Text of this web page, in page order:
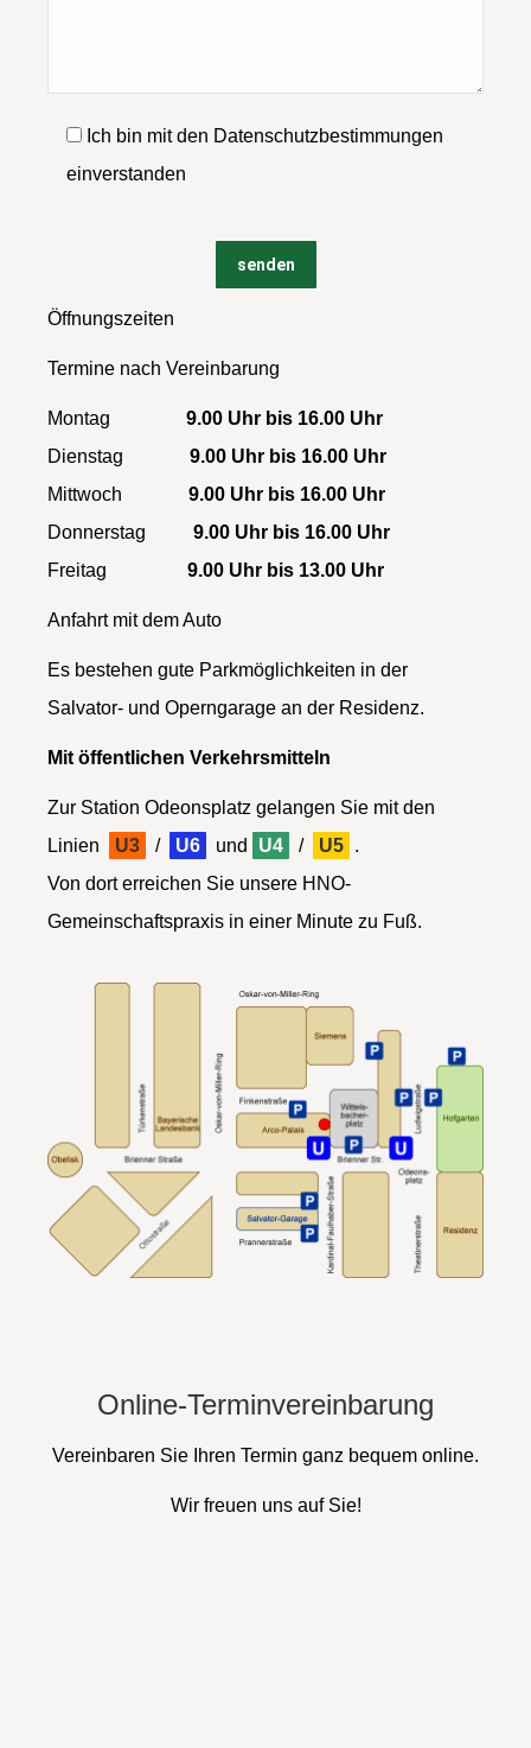
Ich bin mit den Datenschutzbestimmungen
einverstanden
Öffnungszeiten
Termine nach Vereinbarung
Montag 9.00 Uhr bis 16.00 Uhr
Dienstag 9.00 Uhr bis 16.00 Uhr
Mittwoch 9.00 Uhr bis 16.00 Uhr
Donnerstag 9.00 Uhr bis 16.00 Uhr
Freitag 9.00 Uhr bis 13.00 Uhr
Anfahrt mit dem Auto
Es bestehen gute Parkmöglichkeiten in der
Salvator- und Operngarage an der Residenz.
Mit öffentlichen Verkehrsmitteln
Zur Station Odeonsplatz gelangen Sie mit den
Linien
U3 / U6 und U4 / U5 .
Von dort erreichen Sie unsere HNO-
Gemeinschaftspraxis in einer Minute zu Fuß.
Online-Terminvereinbarung
Vereinbaren Sie Ihren Termin ganz bequem online.
Wir freuen uns auf Sie!